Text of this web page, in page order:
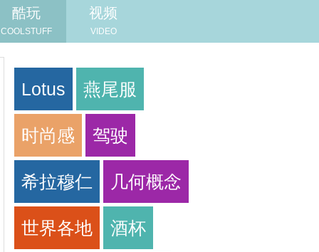
酷玩
COOLSTUFF
视频
VIDEO
Lotus 燕尾服
时尚感 驾驶
希拉穆仁 几何概念
世界各地 酒杯